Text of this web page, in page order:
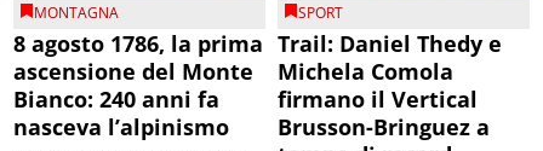
MONTAGNA
8 agosto 1786, la prima
ascensione del Monte
Bianco: 240 anni fa
nasceva l’alpinismo
SPORT
Trail: Daniel Thedy e
Michela Comola
firmano il Vertical
Brusson-Bringuez a